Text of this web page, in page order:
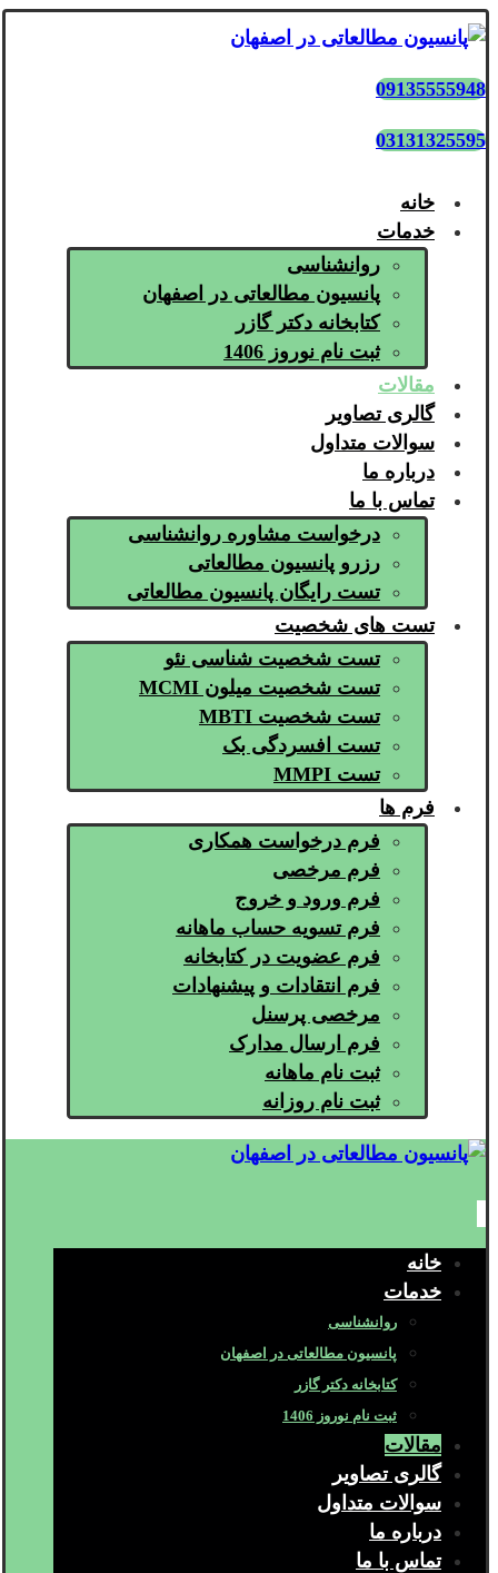
09135555948
03131325595
خانه
خدمات
روانشناسی
پانسیون مطالعاتی در اصفهان
کتابخانه دکتر گازر
ثبت نام نوروز 1406
مقالات
گالری تصاویر
سوالات متداول
درباره ما
تماس با ما
درخواست مشاوره روانشناسی
رزرو پانسیون مطالعاتی
تست رایگان پانسیون مطالعاتی
تست های شخصیت
تست شخصیت شناسی نئو
تست شخصیت میلون MCMI
تست شخصیت MBTI
تست افسردگی بک
تست MMPI
فرم ها
فرم درخواست همکاری
فرم مرخصی
فرم ورود و خروج
فرم تسویه حساب ماهانه
فرم عضویت در کتابخانه
فرم انتقادات و پیشنهادات
مرخصی پرسنل
فرم ارسال مدارک
ثبت نام ماهانه
ثبت نام روزانه
خانه
خدمات
روانشناسی
پانسیون مطالعاتی در اصفهان
کتابخانه دکتر گازر
ثبت نام نوروز 1406
مقالات
گالری تصاویر
سوالات متداول
درباره ما
تماس با ما